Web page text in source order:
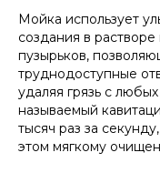
Мойка использует
создания в
пузырьков,
труднодоступные
удаляя грязь с
называемый
тысяч раз за
этом мягкому